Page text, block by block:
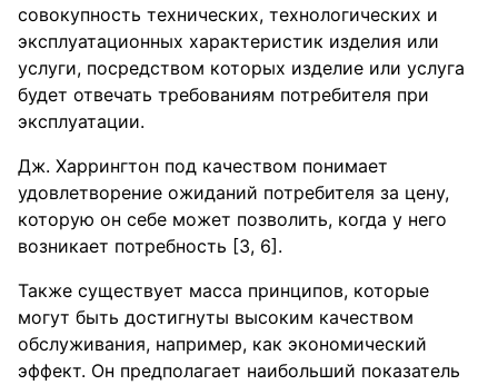
совокупность технических, технологических и
эксплуатационных характеристик изделия или
услуги, посредством которых изделие или услуга
будет отвечать требованиям потребителя при
эксплуатации.
Дж. Харрингтон под качеством понимает
удовлетворение ожиданий потребителя за цену,
которую он себе может позволить, когда у него
возникает потребность [3, 6].
Также существует масса принципов, которые
могут быть достигнуты высоким качеством
обслуживания, например, как экономический
эффект. Он предполагает наибольший показатель